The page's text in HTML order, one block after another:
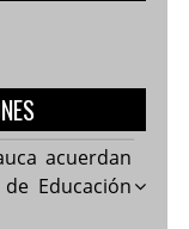
acuerdan
Educación